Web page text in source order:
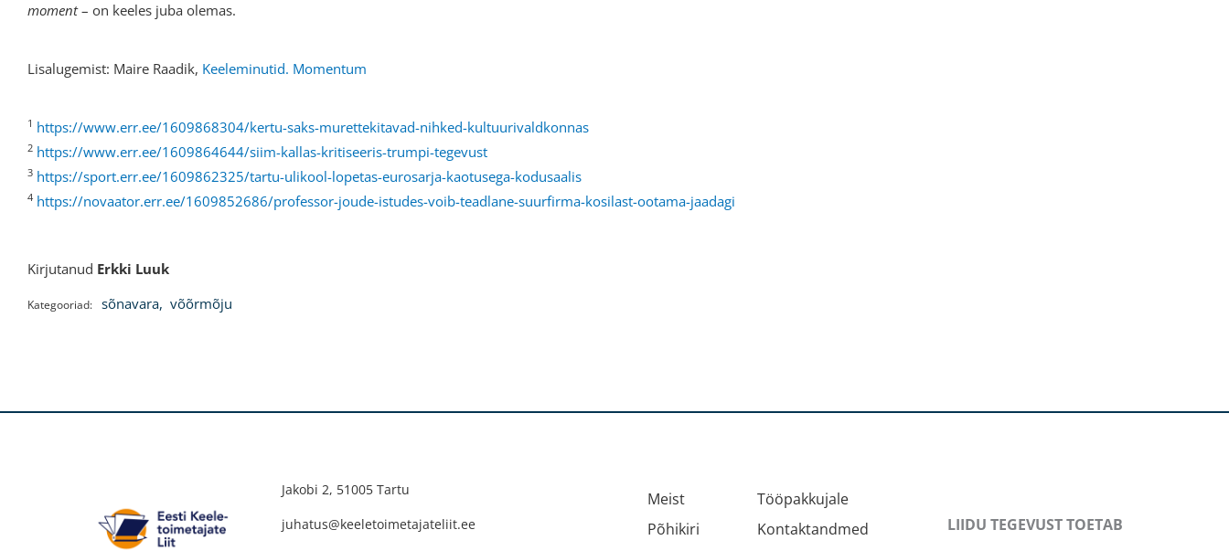
moment– on keeles juba olemas.
Lisalugemist: Maire Raadik, Keeleminutid. Momentum
1 https://www.err.ee/1609868304/kertu-saks-murettekitavad-nihked-kultuurivaldkonnas
2 https://www.err.ee/1609864644/siim-kallas-kritiseeris-trumpi-tegevust
3 https://sport.err.ee/1609862325/tartu-ulikool-lopetas-eurosarja-kaotusega-kodusaalis
4 https://novaator.err.ee/1609852686/professor-joude-istudes-voib-teadlane-suurfirma-kosilast-ootama-jaadagi
Kirjutanud Erkki Luuk
Kategooriad: sõnavara, võõrmõju
Jakobi 2, 51005 Tartu
juhatus@keeletoimetajateliit.ee
Meist
Põhikiri
Tööpakkujale
Kontaktandmed
LIIDU TEGEVUST TOETAB